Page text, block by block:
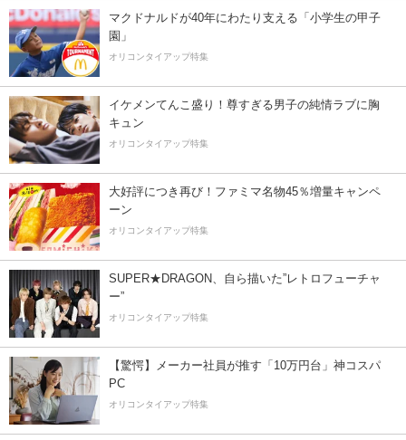
マクドナルドが40年にわたり支える「小学生の甲子
園」
オリコンタイアップ特集
イケメンてんこ盛り！尊すぎる男子の純情ラブに胸
キュン
オリコンタイアップ特集
大好評につき再び！ファミマ名物45％増量キャンペ
ーン
オリコンタイアップ特集
SUPER★DRAGON、自ら描いた”レトロフューチャ
ー”
オリコンタイアップ特集
【驚愕】メーカー社員が推す「10万円台」神コスパ
PC
オリコンタイアップ特集